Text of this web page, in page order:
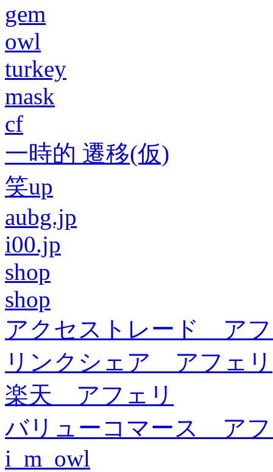
gem
owl
turkey
mask
cf
一時的 遷移(仮)
笑up
aubg.jp
i00.jp
shop
shop
アクセストレード ア
リンクシェア アフェリ
楽天 アフェリ
バリューコマース ア
i_m_owl